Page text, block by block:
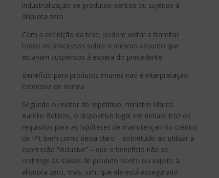
industrialização de produtos isentos ou sujeitos à
alíquota zero.
Com a definição da tese, podem voltar a tramitar
todos os processos sobre o mesmo assunto que
estavam suspensos à espera do precedente.
Benefício para produtos imunes não é interpretação
extensiva de norma
Segundo o relator do repetitivo, ministro Marco
Aurélio Bellizze, o dispositivo legal em debate traz os
requisitos para as hipóteses de manutenção do crédito
de IPI, bem como deixa claro – sobretudo ao utilizar a
expressão “inclusive” – que o benefício não se
restringe às saídas de produto isento ou sujeito à
alíquota zero, mas, sim, que ele está assegurado